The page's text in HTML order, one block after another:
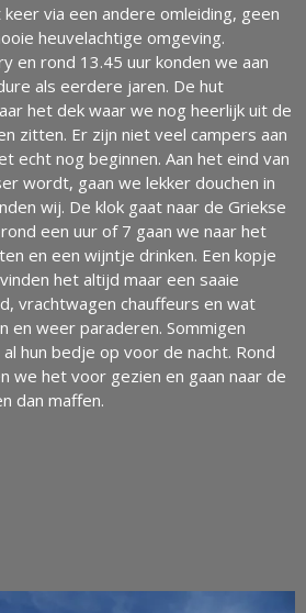
via een andere omleiding, geen
heuvelachtige omgeving.
en rond 13.45 uur konden we aan
als eerdere jaren. De hut
het dek waar we nog heerlijk uit de
zitten. Er zijn niet veel campers aan
echt nog beginnen. Aan het eind van
wordt, gaan we lekker douchen in
wij. De klok gaat naar de Griekse
een uur of 7 gaan we naar het
en een wijntje drinken. Een kopje
het altijd maar een saaie
vrachtwagen chauffeurs en wat
en weer paraderen. Sommigen
hun bedje op voor de nacht. Rond
we het voor gezien en gaan naar de
dan maffen.